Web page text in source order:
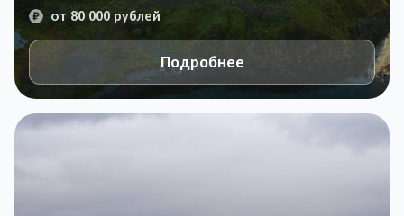
от 80 000 рублей
Подробнее